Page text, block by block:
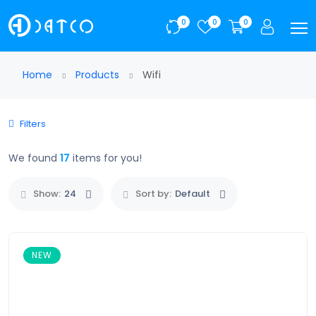
0 0 0
Home Products Wifi
Filters
We found 17 items for you!
Show: 24 Sort by: Default
NEW